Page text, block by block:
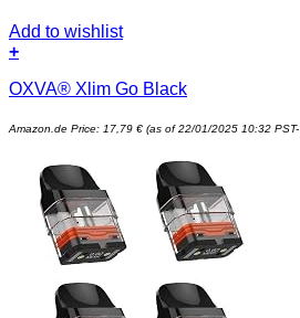
Add to wishlist
+
OXVA® Xlim Go Black
Amazon.de Price: 17,79 € (as of 22/01/2025 10:32 PST-